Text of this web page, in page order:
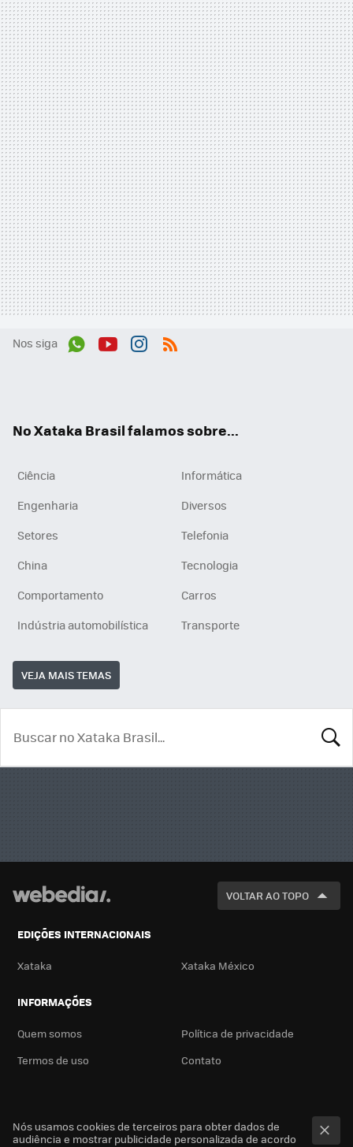
Nos siga
No Xataka Brasil falamos sobre...
Ciência
Informática
Engenharia
Diversos
Setores
Telefonia
China
Tecnologia
Comportamento
Carros
Indústria automobilística
Transporte
VEJA MAIS TEMAS
VOLTAR AO TOPO
EDIÇÕES INTERNACIONAIS
Xataka Xataka México
INFORMAÇÕES
Quem somos
Política de privacidade
Termos de uso
Contato
Nós usamos cookies de terceiros para obter dados de
audiência e mostrar publicidade personalizada de acordo